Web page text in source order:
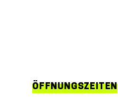
ÖFFNUNGSZEITEN